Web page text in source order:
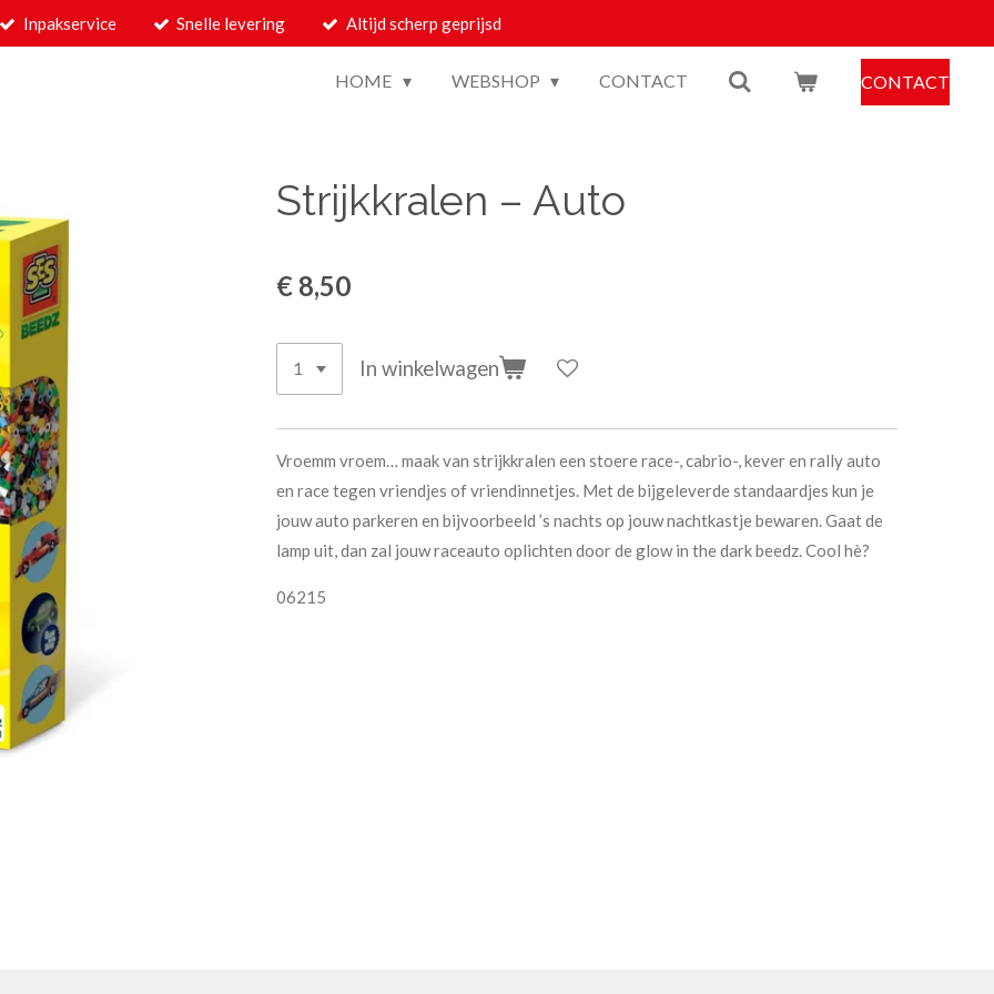
Inpakservice Snelle levering Altijd scherp geprijsd
HOME WEBSHOP CONTACT CONTACT
Strijkkralen – Auto
€ 8,50
In winkelwagen
Vroemm vroem… maak van strijkkralen een stoere race-, cabrio-, kever en rally auto
en race tegen vriendjes of vriendinnetjes. Met de bijgeleverde standaardjes kun je
jouw auto parkeren en bijvoorbeeld ’s nachts op jouw nachtkastje bewaren. Gaat de
lamp uit, dan zal jouw raceauto oplichten door de glow in the dark beedz. Cool hè?
06215